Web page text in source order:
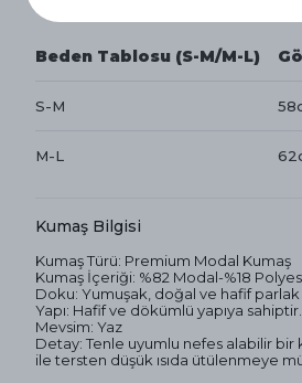
Beden Tablosu (S-M/M-L)
S-M
M-L
Kumaş Bilgisi
Kumaş Türü: Premium Modal Kumaş
Kumaş İçeriği: %82 Modal-%18
Doku: Yumuşak, doğal ve hafif
Yapı: Hafif ve dökümlü yapıya sahiptir.
Mevsim: Yaz
Detay: Tenle uyumlu nefes alabilir bir
ile tersten düşük ısıda ütülenmeye